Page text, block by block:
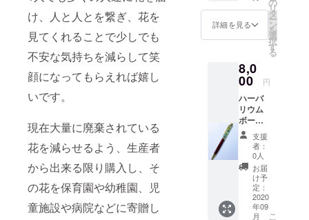
け、人と人とを繋ぎ、花を
見てくれることで少しでも
不安な気持ちを減らして笑
顔になってもらえれば嬉し
いです。
現在大量に廃棄されている
花を減らせるよう、生産者
から出来る限り購入し、そ
の花を保育園や幼稚園、児
童施設や病院などに寄贈し
けま
す。
す。 プ
リザー
ブドフ
ラワー
れるこ
とがな
く水や
りの必
要もな
いこと
が大き
な特徴
です。
また、
生花の
ような
花粉や
香りは
詳細を見る
リ
タ
ー
ン
を
選
択
す
る
8,0
00 円
ハーバ
リウム
ボール
ペンを1
本、感
謝のお
手紙を
添えて
お届け
させて
いただ
支援
者：
0人
お届
け予
定：
2020
年09
月
こ